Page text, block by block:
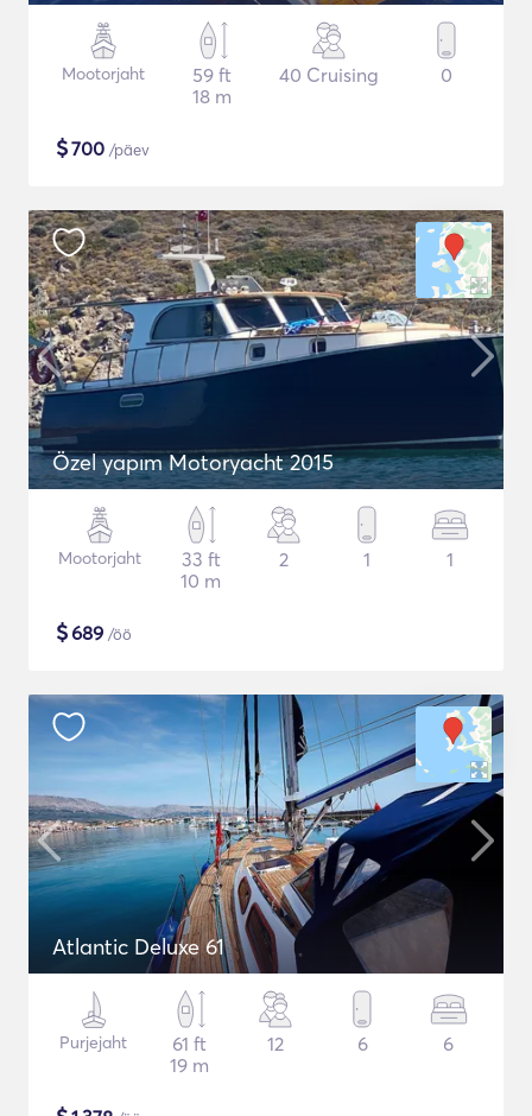
Mootorjaht
59 ft
18 m
40 Cruising 0
$700 /päev
Özel yapım Motoryacht 2015
Mootorjaht
33 ft
10 m
2 1 1
$689 /öö
Atlantic Deluxe 61
Purjejaht
61 ft
19 m
12 6 6